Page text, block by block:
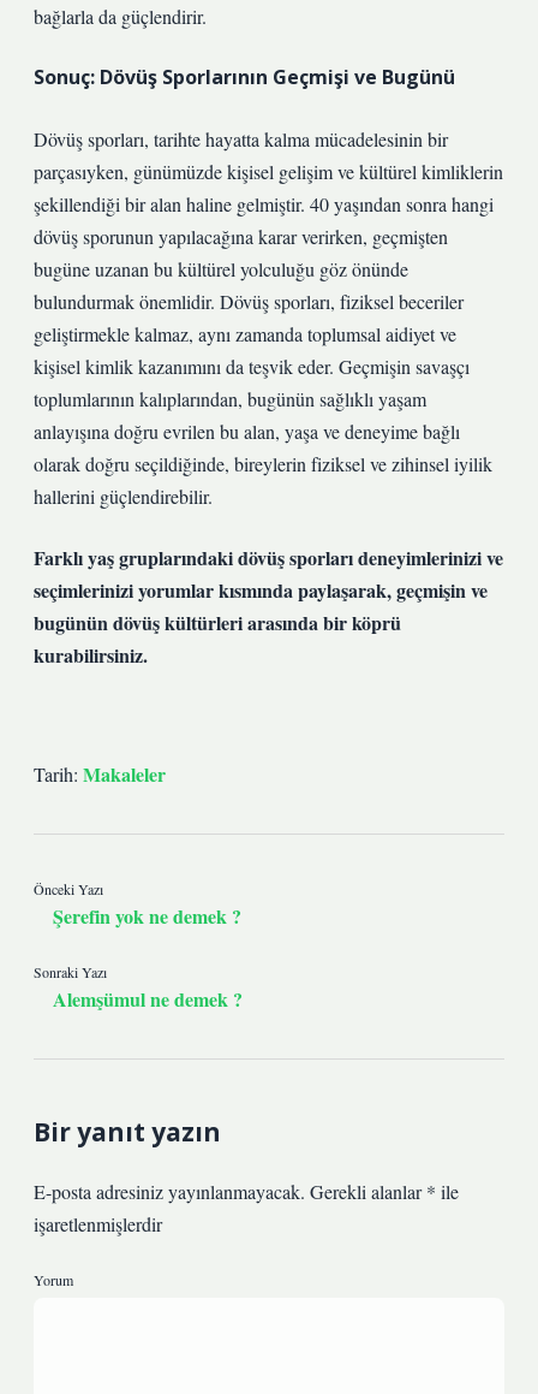
bağlarla da güçlendirir.
Sonuç: Dövüş Sporlarının Geçmişi ve Bugünü
Dövüş sporları, tarihte hayatta kalma mücadelesinin bir
parçasıyken, günümüzde kişisel gelişim ve kültürel kimliklerin
şekillendiği bir alan haline gelmiştir. 40 yaşından sonra hangi
dövüş sporunun yapılacağına karar verirken, geçmişten
bugüne uzanan bu kültürel yolculuğu göz önünde
bulundurmak önemlidir. Dövüş sporları, fiziksel beceriler
geliştirmekle kalmaz, aynı zamanda toplumsal aidiyet ve
kişisel kimlik kazanımını da teşvik eder. Geçmişin savaşçı
toplumlarının kalıplarından, bugünün sağlıklı yaşam
anlayışına doğru evrilen bu alan, yaşa ve deneyime bağlı
olarak doğru seçildiğinde, bireylerin fiziksel ve zihinsel iyilik
hallerini güçlendirebilir.
Farklı yaş gruplarındaki dövüş sporları deneyimlerinizi ve
seçimlerinizi yorumlar kısmında paylaşarak, geçmişin ve
bugünün dövüş kültürleri arasında bir köprü
kurabilirsiniz.
Tarih: Makaleler
Önceki Yazı
Şerefin yok ne demek ?
Sonraki Yazı
Alemşümul ne demek ?
Bir yanıt yazın
E-posta adresiniz yayınlanmayacak. Gerekli alanlar* ile
işaretlenmişlerdir
Yorum